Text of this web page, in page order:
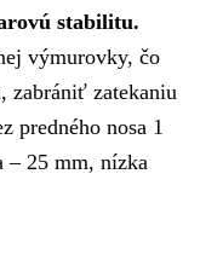
stabilitu.
výmurovky, čo
zabrániť zatekaniu
predného nosa 1
– 25 mm, nízka